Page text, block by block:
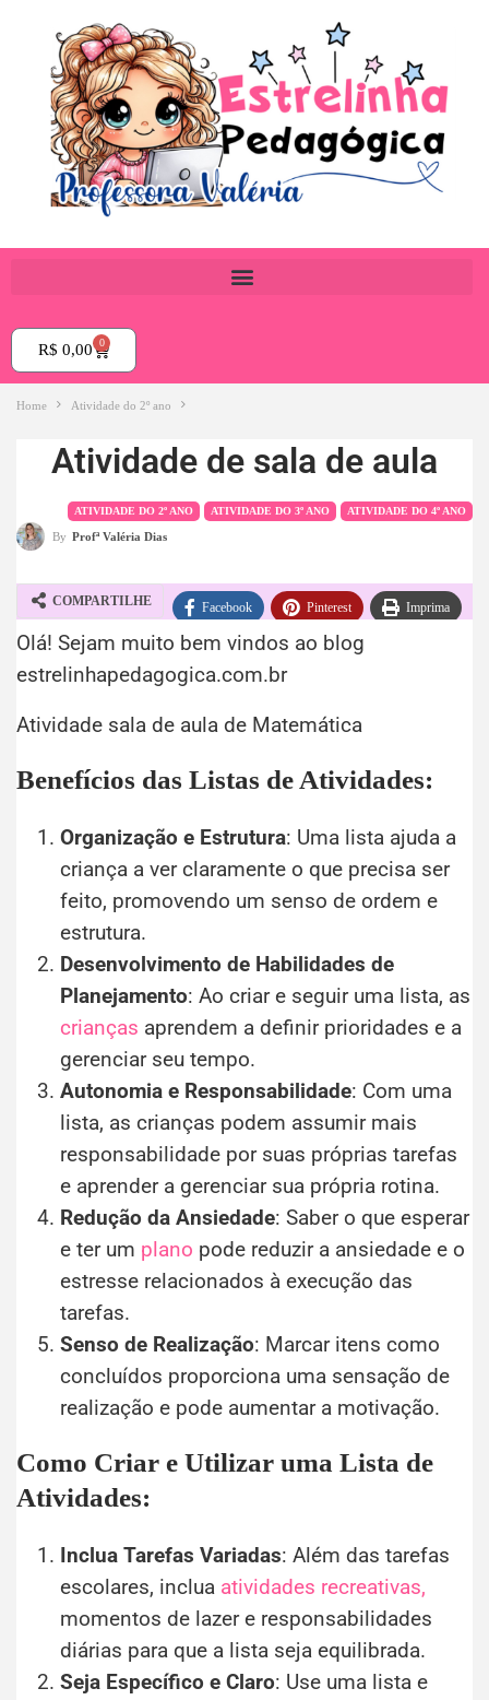
R$ 0,00 0
Home Atividade do 2º ano
Atividade de sala de aula
ATIVIDADE DO 2º ANO ATIVIDADE DO 3º ANO ATIVIDADE DO 4º ANO
By Profª Valéria Dias
COMPARTILHE Facebook Pinterest Imprima
WhatsApp
Olá! Sejam muito bem vindos ao blog
estrelinhapedagogica.com.br
Atividade sala de aula de Matemática
Benefícios das Listas de Atividades:
Organização e Estrutura: Uma lista ajuda a
criança a ver claramente o que precisa ser
feito, promovendo um senso de ordem e
estrutura.
Desenvolvimento de Habilidades de
Planejamento: Ao criar e seguir uma lista, as
crianças aprendem a definir prioridades e a
gerenciar seu tempo.
Autonomia e Responsabilidade: Com uma
lista, as crianças podem assumir mais
responsabilidade por suas próprias tarefas
e aprender a gerenciar sua própria rotina.
Redução da Ansiedade: Saber o que esperar
e ter um plano pode reduzir a ansiedade e o
estresse relacionados à execução das
tarefas.
Senso de Realização: Marcar itens como
concluídos proporciona uma sensação de
realização e pode aumentar a motivação.
Como Criar e Utilizar uma Lista de
Atividades:
Inclua Tarefas Variadas: Além das tarefas
escolares, inclua atividades recreativas,
momentos de lazer e responsabilidades
diárias para que a lista seja equilibrada.
Seja Específico e Claro: Use uma lista e